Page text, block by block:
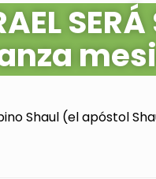
Shaul (el apóstol